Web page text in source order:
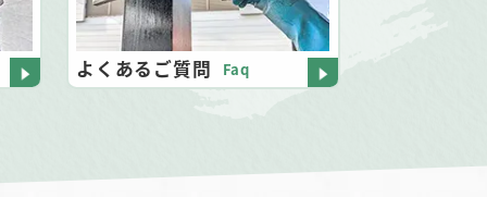
よくあるご質問 Faq